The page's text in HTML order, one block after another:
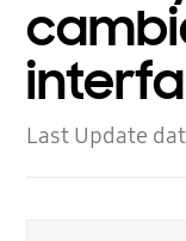
Last Update